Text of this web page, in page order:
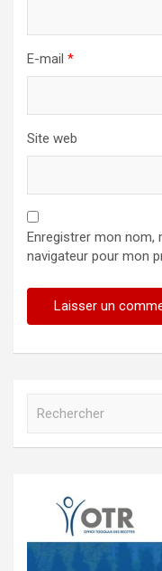
E-mail *
Site web
Enregistrer mon nom,
navigateur pour mon